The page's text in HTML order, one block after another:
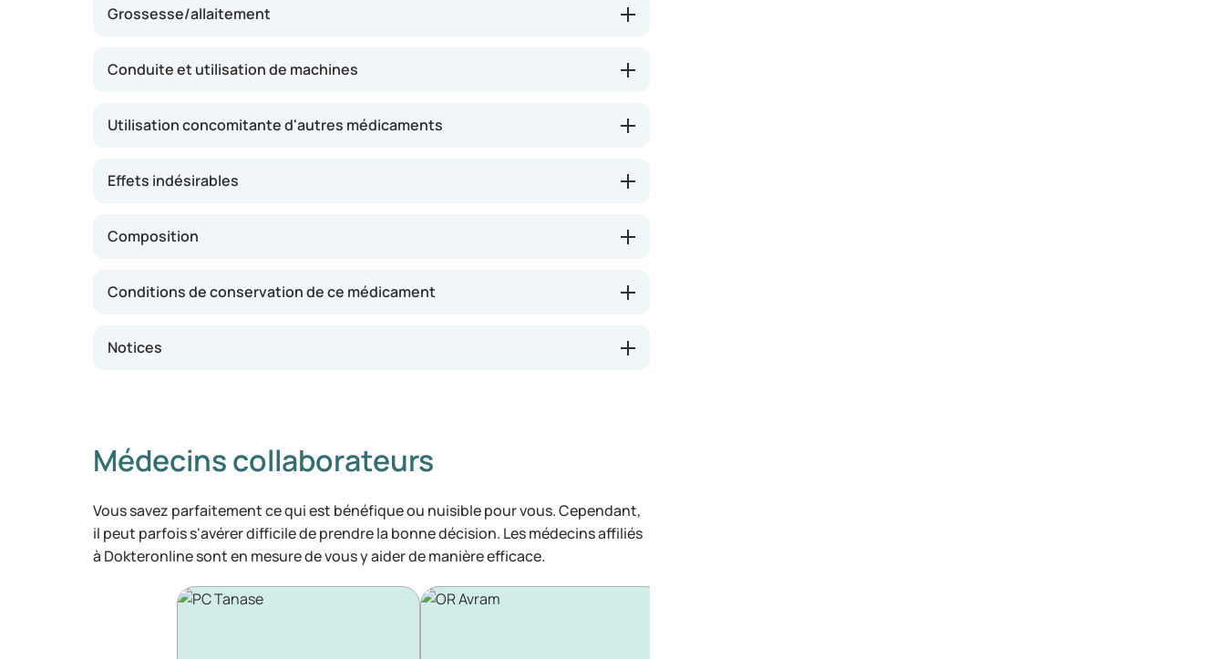
Grossesse/allaitement
Conduite et utilisation de machines
Utilisation concomitante d'autres médicaments
Effets indésirables
Composition
Conditions de conservation de ce médicament
Notices
Médecins collaborateurs
Vous savez parfaitement ce qui est bénéfique ou nuisible pour vous. Cependant,
il peut parfois s'avérer difficile de prendre la bonne décision. Les médecins affiliés
à Dokteronline sont en mesure de vous y aider de manière efficace.